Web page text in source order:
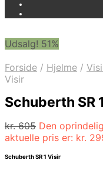
Udsalg! 51%
Forside / Hjelme /
Visir
Schuberth SR
kr.605 Den
aktuelle pris er: kr.
Schuberth SR 1 Visir